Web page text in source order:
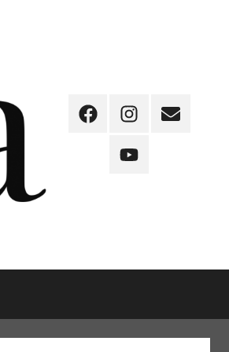
FacebookInstagram
Email
YouTube